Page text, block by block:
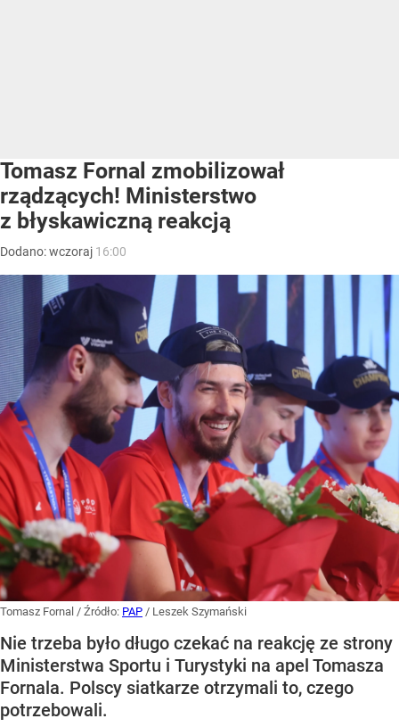
Tomasz Fornal zmobilizował
rządzących! Ministerstwo
z błyskawiczną reakcją
Dodano:wczoraj 16:00
Tomasz Fornal / Źródło: PAP / Leszek Szymański
Nie trzeba było długo czekać na reakcję ze strony
Ministerstwa Sportu i Turystyki na apel Tomasza
Fornala. Polscy siatkarze otrzymali to, czego
potrzebowali.